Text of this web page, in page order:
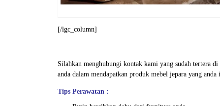
[/lgc_column]
Silahkan menghubungi kontak kami yang sudah tertera
anda dalam mendapatkan produk mebel jepara yang anda
Tips Perawatan :